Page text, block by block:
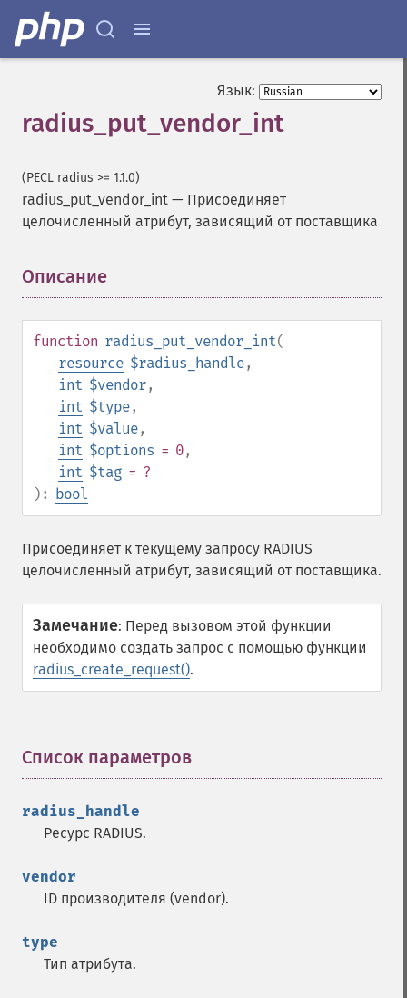
Язык:
radius_put_vendor_int
(PECL radius >= 1.1.0)
radius_put_vendor_int — Присоединяет
целочисленный атрибут, зависящий от поставщика
Описание
function radius_put_vendor_int(
resource $radius_handle,
int $vendor,
int $type,
int $value,
int $options = 0,
int $tag = ?
): bool
Присоединяет к текущему запросу RADIUS
целочисленный атрибут, зависящий от поставщика.
Замечание: Перед вызовом этой функции
необходимо создать запрос с помощью функции
radius_create_request().
Список параметров
radius_handle
Ресурс RADIUS.
vendor
ID производителя (vendor).
type
Тип атрибута.